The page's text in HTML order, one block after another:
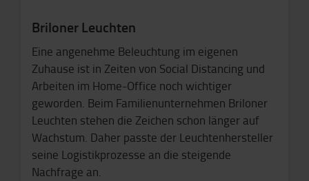
Briloner Leuchten
Eine angenehme Beleuchtung im eigenen
Zuhause ist in Zeiten von Social Distancing und
Arbeiten im Home-Office noch wichtiger
geworden. Beim Familienunternehmen Briloner
Leuchten stehen die Zeichen schon länger auf
Wachstum. Daher passte der Leuchtenhersteller
seine Logistikprozesse an die steigende
Nachfrage an.